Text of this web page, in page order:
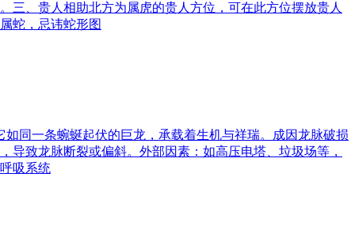
三、贵人相助北方为属虎的贵人方位，可在此方位摆放贵人
蛇，忌讳蛇形图
同一条蜿蜒起伏的巨龙，承载着生机与祥瑞。成因龙脉破损
致龙脉断裂或偏斜。外部因素：如高压电塔、垃圾场等，
吸系统